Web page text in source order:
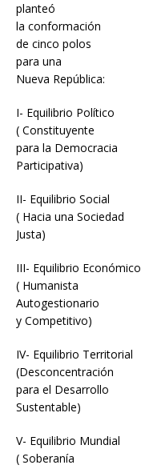
planteó
la conformación
de cinco polos
para una
Nueva República:
I- Equilibrio Político
( Constituyente
para la Democracia
Participativa)
II- Equilibrio Social
( Hacia una Sociedad
Justa)
III- Equilibrio Económico
( Humanista
Autogestionario
y Competitivo)
IV- Equilibrio Territorial
(Desconcentración
para el Desarrollo
Sustentable)
V- Equilibrio Mundial
( Soberanía